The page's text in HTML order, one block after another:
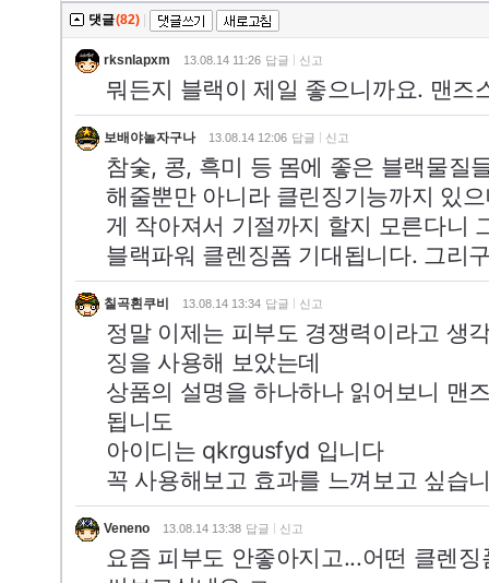
댓글(82)
rksnlapxm 13.08.14 11:26 답글 신고
뭐든지 블랙이 제일 좋으니까요. 맨
보배야놀자구나 13.08.14 12:06 답글 신고
참숯, 콩, 흑미 등 몸에 좋은 블랙물질
해줄뿐만 아니라 클린징기능까지 있
게 작아져서 기절까지 할지 모른다니
블랙파워 클렌징폼 기대됩니다. 그리
칠곡흰쿠비 13.08.14 13:34 답글 신고
정말 이제는 피부도 경쟁력이라고 생
징을 사용해 보았는데
상품의 설명을 하나하나 읽어보니 맨
됩니도
아이디는 qkrgusfyd 입니다
꼭 사용해보고 효과를 느껴보고 싶습
Veneno 13.08.14 13:38 답글 신고
요즘 피부도 안좋아지고...어떤 클렌